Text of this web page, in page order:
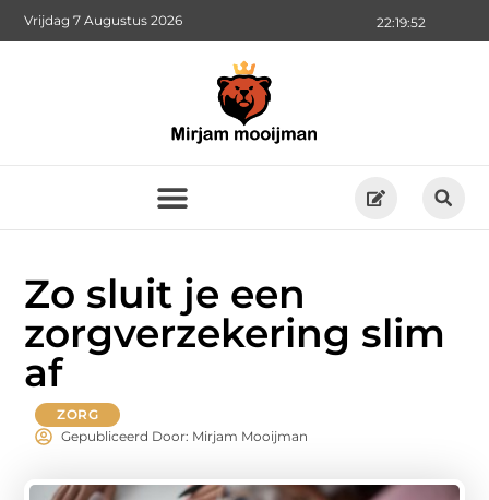
22:19:53
Vrijdag 7 Augustus 2026
Zo sluit je een
zorgverzekering slim
af
ZORG
Gepubliceerd Door: Mirjam Mooijman